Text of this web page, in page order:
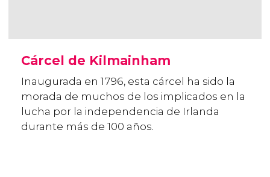
Cárcel de Kilmainham
Inaugurada en 1796, esta cárcel ha sido la
morada de muchos de los implicados en la
lucha por la independencia de Irlanda
durante más de 100 años.